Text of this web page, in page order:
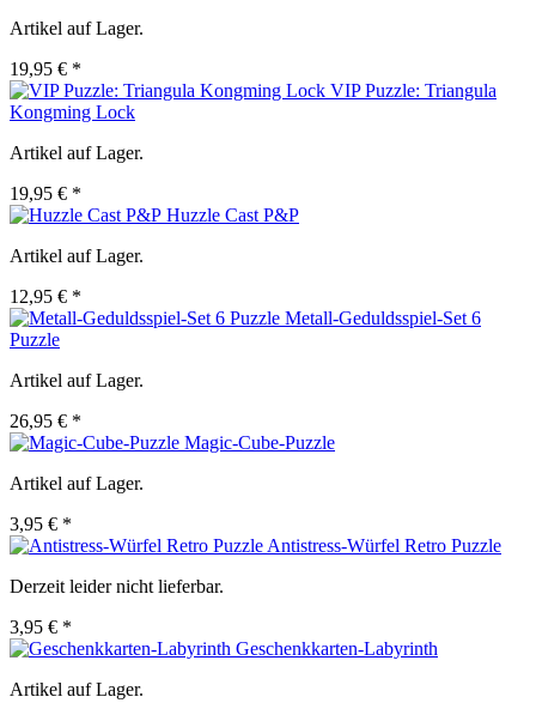
Artikel auf Lager.
19,95 € *
VIP Puzzle: Triangula
Kongming Lock
Artikel auf Lager.
19,95 € *
Huzzle Cast P&P
Artikel auf Lager.
12,95 € *
Metall-Geduldsspiel-Set 6
Puzzle
Artikel auf Lager.
26,95 € *
Magic-Cube-Puzzle
Artikel auf Lager.
3,95 € *
Antistress-Würfel Retro Puzzle
Derzeit leider nicht lieferbar.
3,95 € *
Geschenkkarten-Labyrinth
Artikel auf Lager.